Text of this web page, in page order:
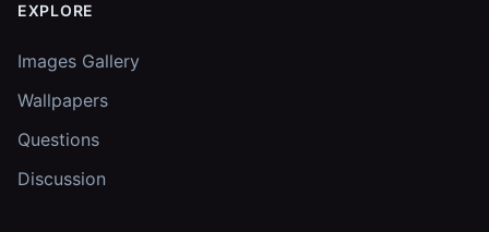
EXPLORE
Images Gallery
Wallpapers
Questions
Discussion